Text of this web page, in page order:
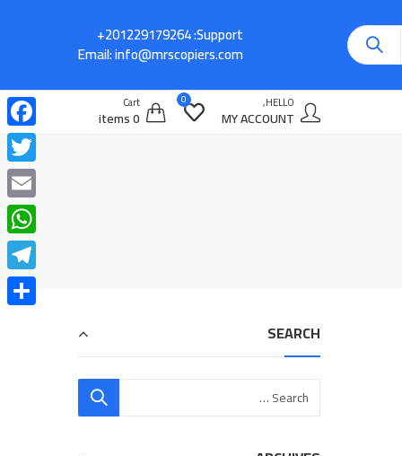
Support:
Email:info@mrscopiers.com
HELLO,
MY ACCOUNT
0
Cart
0 items
SEARCH
Email